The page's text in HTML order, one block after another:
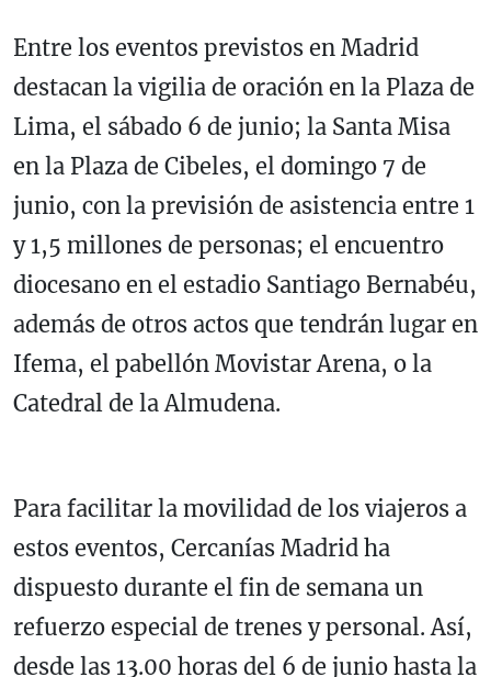
Entre los eventos previstos en Madrid
destacan la vigilia de oración en la Plaza de
Lima, el sábado 6 de junio; la Santa Misa
en la Plaza de Cibeles, el domingo 7 de
junio, con la previsión de asistencia entre 1
y 1,5 millones de personas; el encuentro
diocesano en el estadio Santiago Bernabéu,
además de otros actos que tendrán lugar en
Ifema, el pabellón Movistar Arena, o la
Catedral de la Almudena.
Para facilitar la movilidad de los viajeros a
estos eventos, Cercanías Madrid ha
dispuesto durante el fin de semana un
refuerzo especial de trenes y personal. Así,
desde las 13.00 horas del 6 de junio hasta la